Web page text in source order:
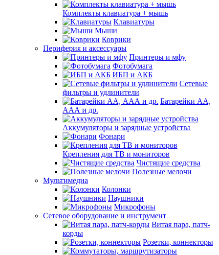
Комплекты клавиатура + мышь
Клавиатуры
Мыши
Коврики
Периферия и аксессуары
Принтеры и мфу
Фотобумага
ИБП и АКБ
Сетевые
фильтры и удлинители
Батарейки АА,
ААА и др.
Аккумуляторы и зарядные устройства
Фонари
Крепления для ТВ и мониторов
Чистящие средства
Полезные мелочи
Мультимедиа
Колонки
Наушники
Микрофоны
Сетевое оборудование и инструмент
Витая пара, патч-
корды
Розетки, коннекторы